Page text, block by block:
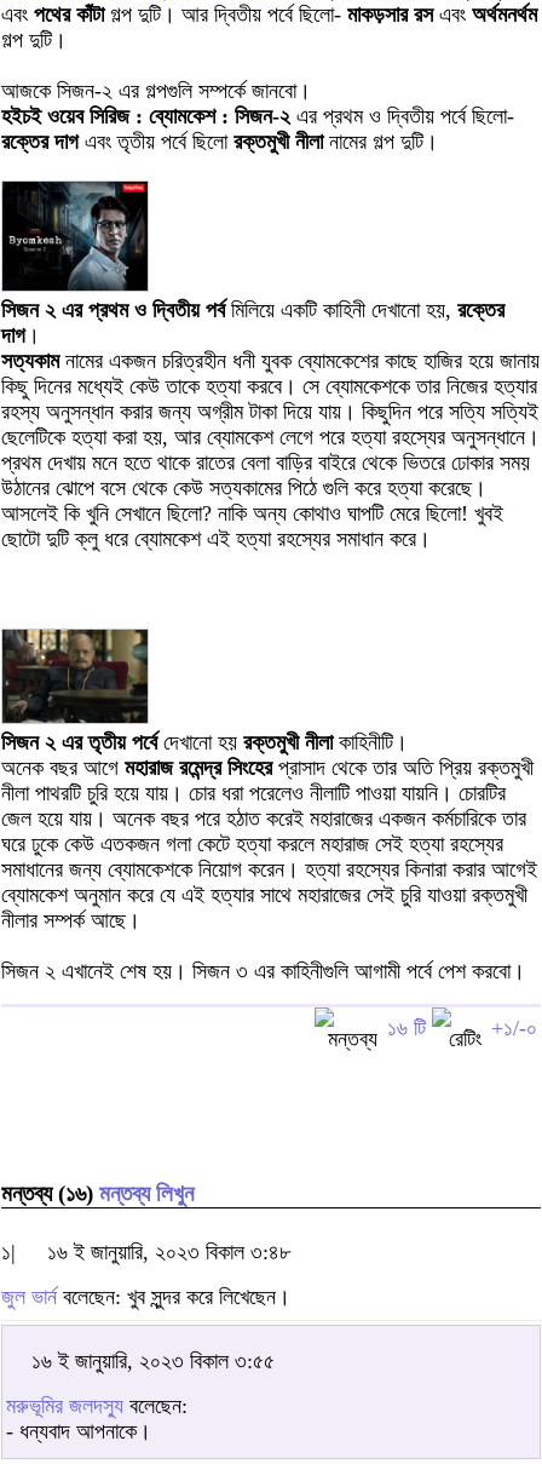
এবং পথের কাঁটাগল্প দুটি। আর দ্বিতীয় পর্বে ছিলো- মাকড়সার রসএবং অর্থমনর্থম
গল্প দুটি।
আজকে সিজন-২ এর গল্পগুলি সম্পর্কে জানবো।
হইচই ওয়েব সিরিজ : ব্যোমকেশ : সিজন-২এর প্রথম ও দ্বিতীয় পর্বে ছিলো-
রক্তের দাগএবং তৃতীয় পর্বে ছিলো রক্তমুখী নীলানামের গল্প দুটি।
সিজন ২ এর প্রথম ও দ্বিতীয় পর্বমিলিয়ে একটি কাহিনী দেখানো হয়, রক্তের
দাগ।
সত্যকামনামের একজন চরিত্রহীন ধনী যুবক ব্যোমকেশের কাছে হাজির হয়ে জানায়
কিছু দিনের মধ্যেই কেউ তাকে হত্যা করবে। সে ব্যোমকেশকে তার নিজের হত্যার
রহস্য অনুসন্ধান করার জন্য অগ্রীম টাকা দিয়ে যায়। কিছুদিন পরে সত্যি সত্যিই
ছেলেটিকে হত্যা করা হয়, আর ব্যোমকেশ লেগে পরে হত্যা রহস্যের অনুসন্ধানে।
প্রথম দেখায় মনে হতে থাকে রাতের বেলা বাড়ির বাইরে থেকে ভিতরে ঢোকার সময়
উঠানের ঝোপে বসে থেকে কেউ সত্যকামের পিঠে গুলি করে হত্যা করেছে।
আসলেই কি খুনি সেখানে ছিলো? নাকি অন্য কোথাও ঘাপটি মেরে ছিলো! খুবই
ছোটো দুটি ক্লু ধরে ব্যোমকেশ এই হত্যা রহস্যের সমাধান করে।
সিজন ২ এর তৃতীয় পর্বেদেখানো হয় রক্তমুখী নীলাকাহিনীটি।
অনেক বছর আগে মহারাজ রমেন্দ্র সিংহেরপ্রাসাদ থেকে তার অতি প্রিয় রক্তমুখী
নীলা পাথরটি চুরি হয়ে যায়। চোর ধরা পরেলেও নীলাটি পাওয়া যায়নি। চোরটির
জেল হয়ে যায়। অনেক বছর পরে হঠাত করেই মহারাজের একজন কর্মচারিকে তার
ঘরে ঢুকে কেউ এতকজন গলা কেটে হত্যা করলে মহারাজ সেই হত্যা রহস্যের
সমাধানের জন্য ব্যোমকেশকে নিয়োগ করেন। হত্যা রহস্যের কিনারা করার আগেই
ব্যোমকেশ অনুমান করে যে এই হত্যার সাথে মহারাজের সেই চুরি যাওয়া রক্তমুখী
নীলার সম্পর্ক আছে।
সিজন ২ এখানেই শেষ হয়। সিজন ৩ এর কাহিনীগুলি আগামী পর্বে পেশ করবো।
১৬ টি +১/-০
মন্তব্য (১৬) মন্তব্য লিখুন
১|
১৬ ই জানুয়ারি, ২০২৩ বিকাল ৩:৪৮
জুল ভার্ন বলেছেন: খুব সুন্দর করে লিখেছেন।
১৬ ই জানুয়ারি, ২০২৩ বিকাল ৩:৫৫
মরুভূমির জলদস্যু বলেছেন:
- ধন্যবাদ আপনাকে।